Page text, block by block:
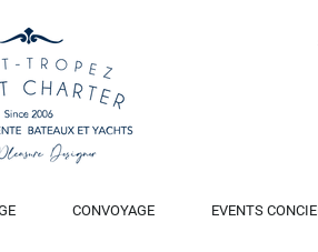
CONVOYAGE EVENTS